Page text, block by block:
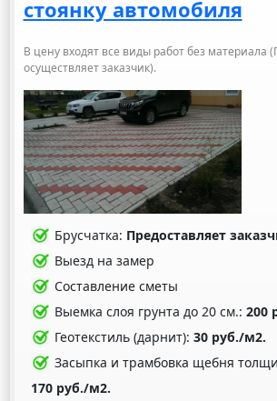
стоянку автомобиля
В цену входят все виды работ без материала
осуществляет заказчик).
Брусчатка: Предоставляет
Выезд на замер
Составление сметы
Выемка слоя грунта до 20 см.:200
Геотекстиль (дарнит):30 руб./м2.
Засыпка и трамбовка щебня
170 руб./м2.